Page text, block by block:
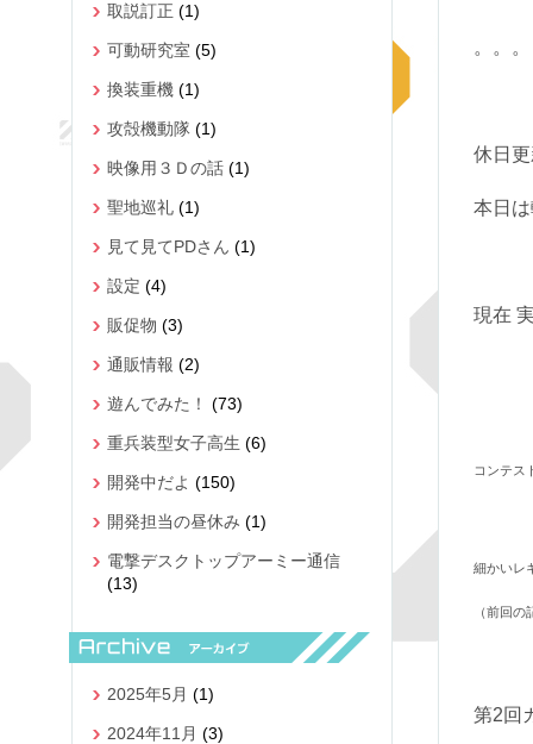
。。。
休日
本日
現在
コンテス
細かいレ
（前回の
第2回
取説訂正 (1)
可動研究室 (5)
換装重機 (1)
攻殻機動隊 (1)
映像用３Ｄの話 (1)
聖地巡礼 (1)
見て見てPDさん (1)
設定 (4)
販促物 (3)
通販情報 (2)
遊んでみた！ (73)
重兵装型女子高生 (6)
開発中だよ (150)
開発担当の昼休み (1)
電撃デスクトップアーミー通信
(13)
2025年5月 (1)
2024年11月 (3)